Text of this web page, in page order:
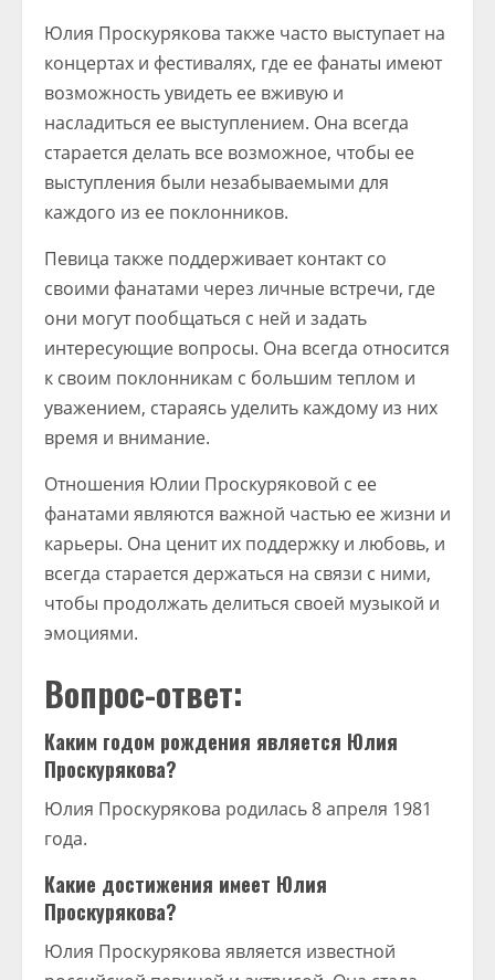
Юлия Проскурякова также часто выступает на
концертах и фестивалях, где ее фанаты имеют
возможность увидеть ее вживую и
насладиться ее выступлением. Она всегда
старается делать все возможное, чтобы ее
выступления были незабываемыми для
каждого из ее поклонников.
Певица также поддерживает контакт со
своими фанатами через личные встречи, где
они могут пообщаться с ней и задать
интересующие вопросы. Она всегда относится
к своим поклонникам с большим теплом и
уважением, стараясь уделить каждому из них
время и внимание.
Отношения Юлии Проскуряковой с ее
фанатами являются важной частью ее жизни и
карьеры. Она ценит их поддержку и любовь, и
всегда старается держаться на связи с ними,
чтобы продолжать делиться своей музыкой и
эмоциями.
Вопрос-ответ:
Каким годом рождения является Юлия
Проскурякова?
Юлия Проскурякова родилась 8 апреля 1981
года.
Какие достижения имеет Юлия
Проскурякова?
Юлия Проскурякова является известной